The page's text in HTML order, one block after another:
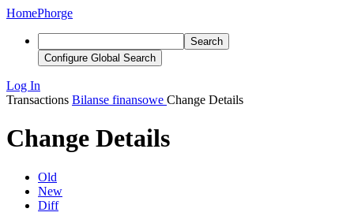
HomePhorge
Search
Configure Global Search
Log In
Transactions Bilanse finansowe Change Details
Change Details
Old
New
Diff